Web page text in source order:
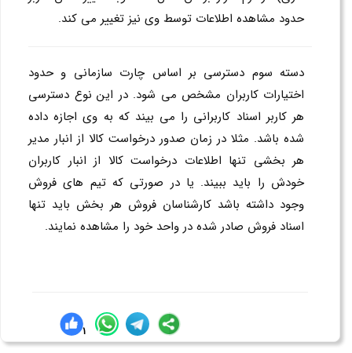
حدود مشاهده اطلاعات توسط وی نیز تغییر می کند.
دسته سوم دسترسی بر اساس چارت سازمانی و حدود
اختیارات کاربران مشخص می شود. در این نوع دسترسی
هر کاربر اسناد کاربرانی را می بیند که به وی اجازه داده
شده باشد. مثلا در زمان صدور درخواست کالا از انبار مدیر
هر بخشی تنها اطلاعات درخواست کالا از انبار کاربران
خودش را باید ببیند. یا در صورتی که تیم های فروش
وجود داشته باشد کارشناسان فروش هر بخش باید تنها
اسناد فروش صادر شده در واحد خود را مشاهده نمایند.
1